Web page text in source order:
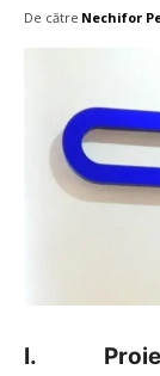
De către Nechifor
I.